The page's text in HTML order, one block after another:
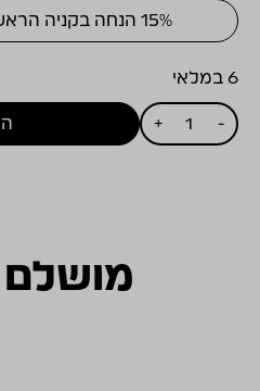
15% הנחה בקניה הראשונה לחברי מועדון
6 במלאי
-
כמות
של
+
מושלם